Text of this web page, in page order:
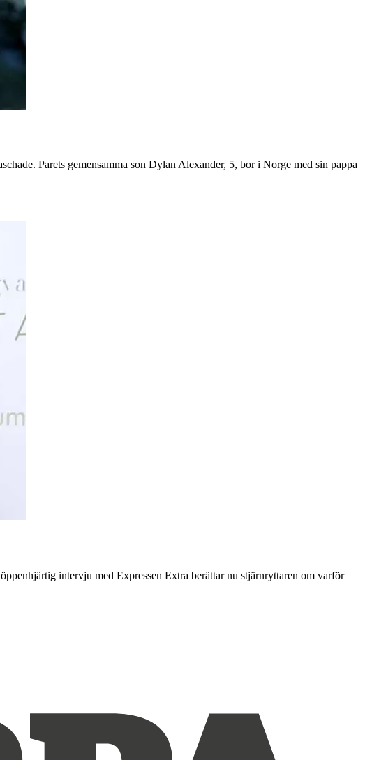
Parets gemensamma son Dylan Alexander, 5, bor i Norge med sin pappa
intervju med Expressen Extra berättar nu stjärnryttaren om varför